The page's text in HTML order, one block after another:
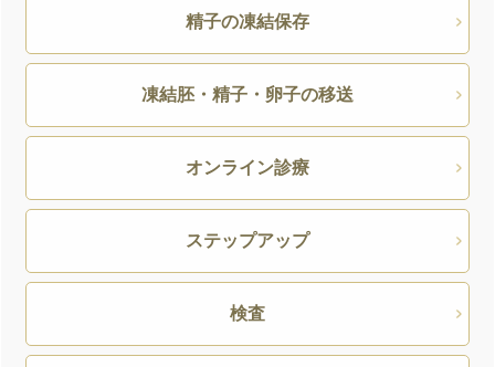
精子の凍結保存
凍結胚・精子・卵子の移送
オンライン診療
ステップアップ
検査